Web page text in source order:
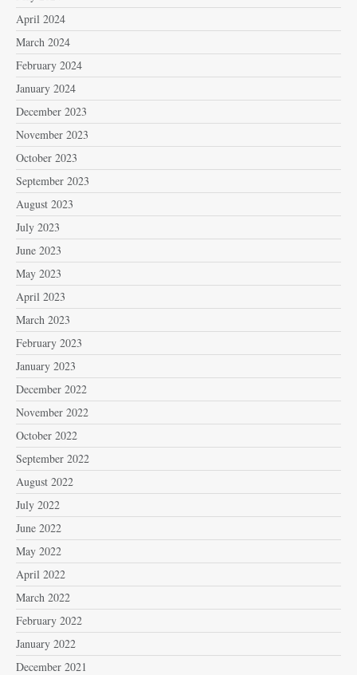
April 2024
March 2024
February 2024
January 2024
December 2023
November 2023
October 2023
September 2023
August 2023
July 2023
June 2023
May 2023
April 2023
March 2023
February 2023
January 2023
December 2022
November 2022
October 2022
September 2022
August 2022
July 2022
June 2022
May 2022
April 2022
March 2022
February 2022
January 2022
December 2021